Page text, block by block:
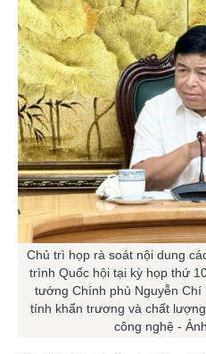
Chủ trì họp rà soát nội dung
trình Quốc hội tại kỳ họp thứ
tướng Chính phủ Nguyễn Chí
tính khẩn trương và chất
công nghệ -